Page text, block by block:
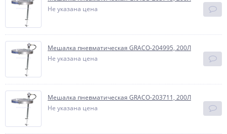
Не указана цена
Мешалка пневматическая GRACO-204995, 200Л
Не указана цена
Мешалка пневматическая GRACO-203711, 200Л
Не указана цена